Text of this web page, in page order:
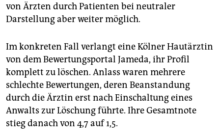
von Ärzten durch Patienten bei neutraler
Darstellung aber weiter möglich.
Im konkreten Fall verlangt eine Kölner Hautärztin
von dem Bewertungsportal Jameda, ihr Profil
komplett zu löschen. Anlass waren mehrere
schlechte Bewertungen, deren Beanstandung
durch die Ärztin erst nach Einschaltung eines
Anwalts zur Löschung führte. Ihre Gesamtnote
stieg danach von 4,7 auf 1,5.